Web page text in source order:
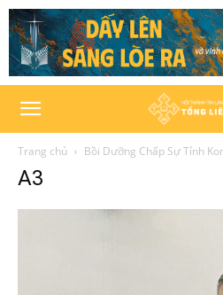
Trang chủ Bồi Dưỡng Chấp Sự Tỉnh
A3